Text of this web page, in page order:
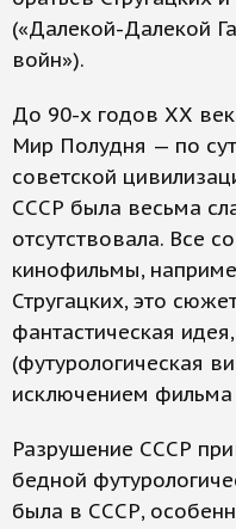
(«Далекой-Далекой
войн»).
До 90-х годов ХХ
Мир Полудня — по
советской
СССР была весьма
отсутствовала. Все
кинофильмы,
Стругацких, это
фантастическая
(футурологическая
исключением фильма
Разрушение СССР
бедной
была в СССР,